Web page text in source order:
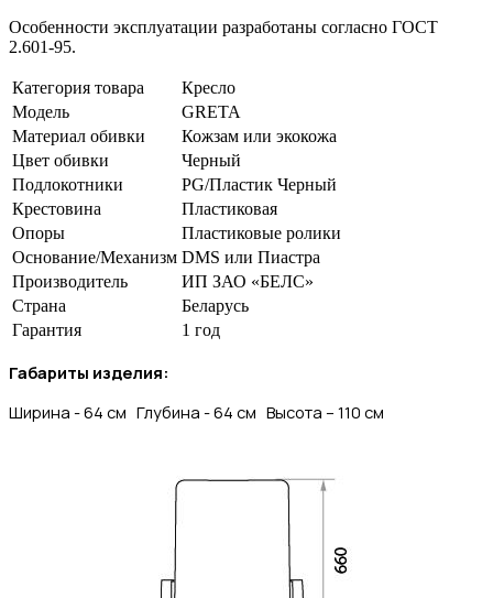
Особенности эксплуатации разработаны согласно ГОСТ
2.601-95.
Категория товара
Кресло
Модель
GRETA
Материал обивки
Кожзам или экокожа
Цвет обивки
Черный
Подлокотники
PG/Пластик Черный
Крестовина
Пластиковая
Опоры
Пластиковые ролики
Основание/Механизм DMS или Пиастра
Производитель
ИП ЗАО «БЕЛС»
Страна
Беларусь
Гарантия
1 год
Габариты изделия:
Ширина - 64 см Глубина - 64 см Высота – 110 см